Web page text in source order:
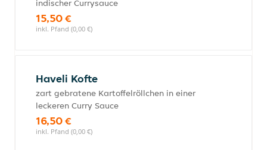
indischer Currysauce
15,50 €
inkl. Pfand (0,00 €)
Haveli Kofte
zart gebratene Kartoffelröllchen in einer
leckeren Curry Sauce
16,50 €
inkl. Pfand (0,00 €)